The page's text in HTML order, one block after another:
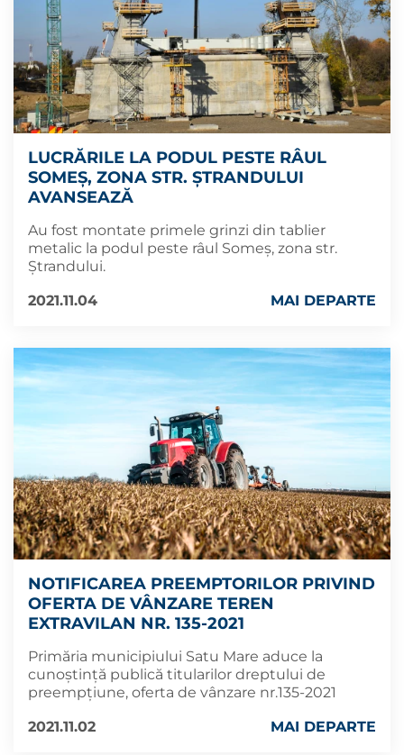
LUCRĂRILE LA PODUL PESTE RÂUL
SOMEȘ, ZONA STR. ȘTRANDULUI
AVANSEAZĂ
Au fost montate primele grinzi din tablier
metalic la podul peste râul Someș, zona str.
Ștrandului.
2021.11.04
MAI DEPARTE
NOTIFICAREA PREEMPTORILOR PRIVIND
OFERTA DE VÂNZARE TEREN
EXTRAVILAN NR. 135-2021
Primăria municipiului Satu Mare aduce la
cunoștință publică titularilor dreptului de
preempțiune, oferta de vânzare nr.135-2021
2021.11.02
MAI DEPARTE